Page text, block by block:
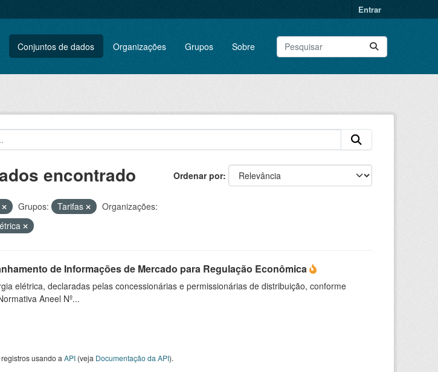
Entrar
Conjuntos de dados Organizações Grupos Sobre
Ordenar por
encontrado
Grupos: Tarifas
Organizações:
de Informações de Mercado para Regulação Econômica
elétrica, declaradas pelas concessionárias e permissionárias de distribuição, conforme
Aneel Nº...
usando a API(veja Documentação da API).